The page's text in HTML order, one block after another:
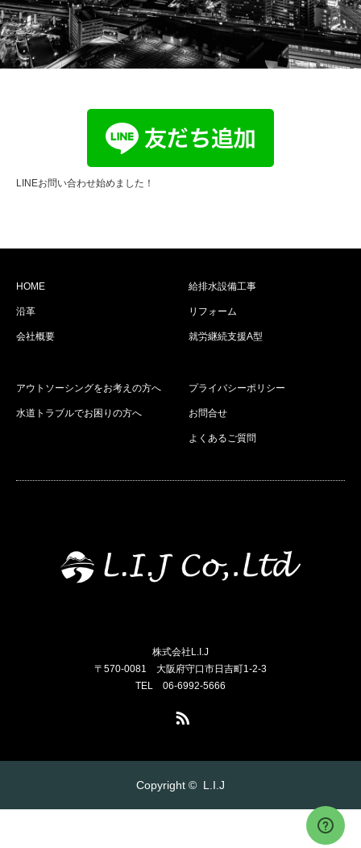
LINEお問い合わせ始めました！
HOME
沿革
会社概要
給排水設備工事
リフォーム
就労継続支援A型
アウトソーシングをお考えの方へ
水道トラブルでお困りの方へ
プライバシーポリシー
お問合せ
よくあるご質問
株式会社L.I.J
〒570-0081 大阪府守口市日吉町1-2-3
TEL 06-6992-5666
Copyright © L.I.J
アクセス